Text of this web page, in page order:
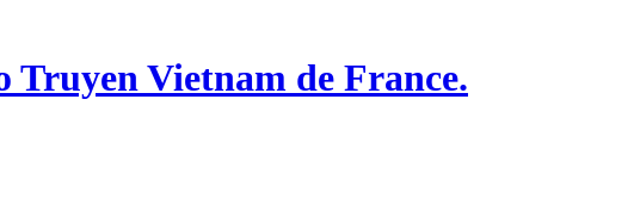
Truyen Vietnam de France.